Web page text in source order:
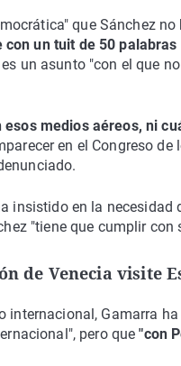
que Sánchez
un tuit de 50
un asunto "con el que
esos medios aéreos, ni
en el Congreso
insistido en la
"tiene que cumplir
de Venecia visite
internacional, Gamarra
pero que"con